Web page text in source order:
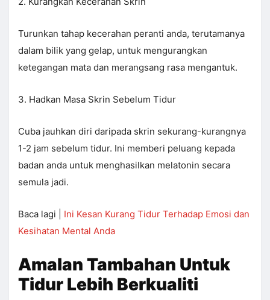
Turunkan tahap kecerahan peranti anda, terutamanya
dalam bilik yang gelap, untuk mengurangkan
ketegangan mata dan merangsang rasa mengantuk.
3. Hadkan Masa Skrin Sebelum Tidur
Cuba jauhkan diri daripada skrin sekurang-kurangnya
1-2 jam sebelum tidur. Ini memberi peluang kepada
badan anda untuk menghasilkan melatonin secara
semula jadi.
Baca lagi | Ini Kesan Kurang Tidur Terhadap Emosi dan
Kesihatan Mental Anda
Amalan Tambahan Untuk
Tidur Lebih Berkualiti